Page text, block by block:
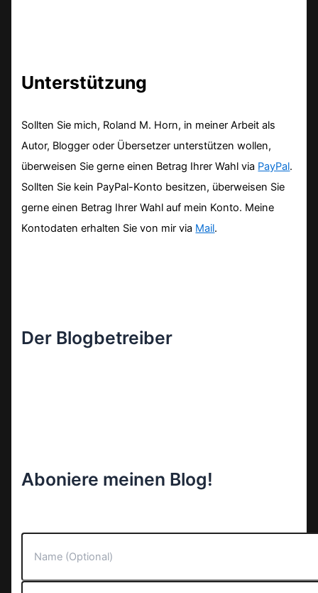
Unterstützung
Sollten Sie mich, Roland M. Horn, in meiner Arbeit als
Autor, Blogger oder Übersetzer unterstützen wollen,
überweisen Sie gerne einen Betrag Ihrer Wahl via PayPal.
Sollten Sie kein PayPal-Konto besitzen, überweisen Sie
gerne einen Betrag Ihrer Wahl auf mein Konto. Meine
Kontodaten erhalten Sie von mir via Mail.
Der Blogbetreiber
Aboniere meinen Blog!